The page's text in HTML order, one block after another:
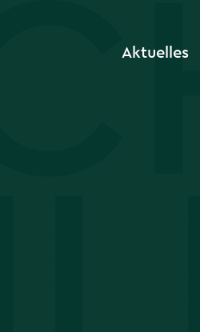
Aktuelles